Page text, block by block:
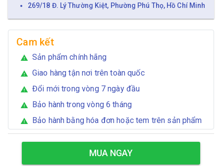
269/18 Đ. Lý Thường Kiệt, Phường Phú Thọ, Hồ Chí Minh
Cam kết
warning Sản phẩm chính hãng
warning Giao hàng tận nơi trên toàn quốc
warning Đổi mới trong vòng 7 ngày đầu
warning Bảo hành trong vòng 6 tháng
warning Bảo hành bằng hóa đơn hoặc tem trên sản phẩm
MUA NGAY